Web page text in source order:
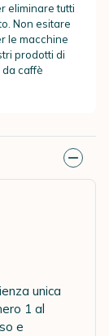
eliminare tutti
Non esitare
le macchine
prodotti di
caffè
unica
1 al
e